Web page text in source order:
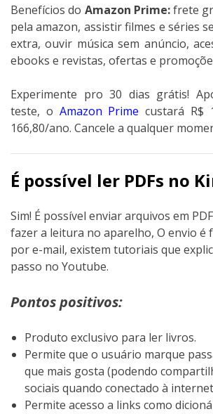
Benefícios do Amazon Prime:frete
pela amazon, assistir filmes e séries
extra, ouvir música sem anúncio,
ebooks e revistas, ofertas e
Experimente pro 30 dias grátis!
teste, o Amazon Prime custará R$
166,80/ano. Cancele a qualquer
É possível ler PDFs no
Sim! É possível enviar arquivos em
fazer a leitura no aparelho, O envio é
por e-mail, existem tutoriais que
passo no Youtube.
Pontos positivos:
Produto exclusivo para ler livros.
Permite que o usuário marque
que mais gosta (podendo
sociais quando conectado à
Permite acesso a links como